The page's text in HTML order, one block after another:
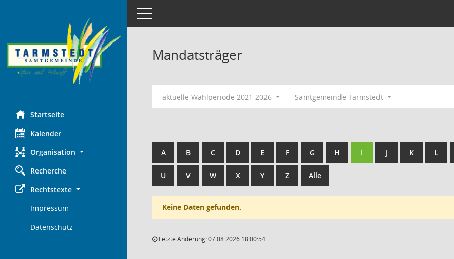
Startseite
Kalender
Organisation
Recherche
Rechtstexte
Impressum
Datenschutz
Toggle navigation
Mandatsträger
aktuelle Wahlperiode 2021-2026 Samtgemeinde Tarmstedt
A B C D E F G H I J K L
U V W X Y Z Alle
Keine Daten gefunden.
Letzte Änderung: 07.08.2026 18:00:54